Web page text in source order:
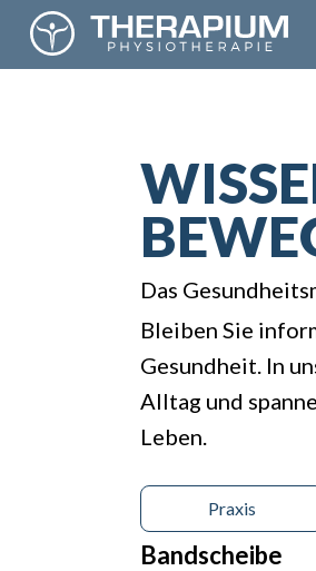
Das
Bleiben Sie
Gesundheit. In
Alltag und
Leben.
Praxis
Bandscheibe